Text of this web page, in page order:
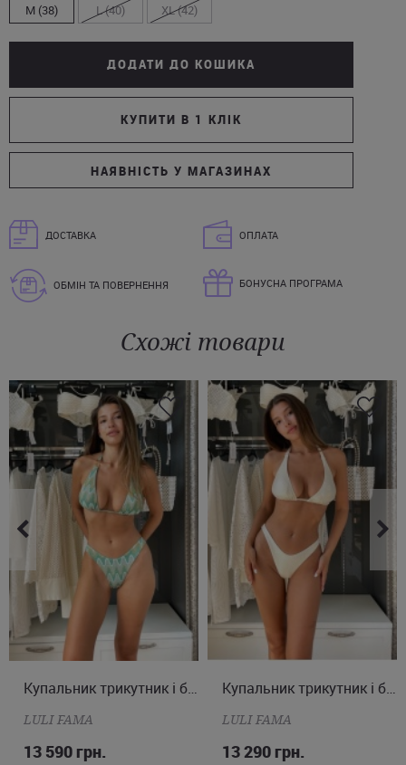
M (38) L (40) XL (42)
ДОДАТИ ДО КОШИКА
КУПИТИ В 1 КЛІК
НАЯВНІСТЬ У МАГАЗИНАХ
ДОСТАВКА ОПЛАТА
ОБМІН ТА ПОВЕРНЕННЯ БОНУСНА ПРОГРАМА
Схожі товари
XS S M L Купальник трикутник і бразиліана
LULI FAMA
13 590 грн.
XS S M Купальник трикутник і бразиліана
LULI FAMA
13 290 грн.